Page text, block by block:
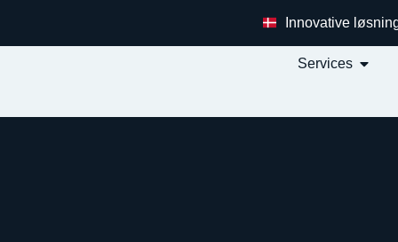
Innovative
Services